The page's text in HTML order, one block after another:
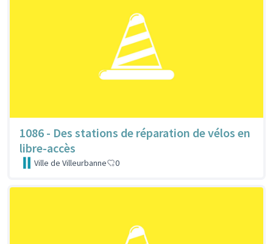
1086 - Des stations de réparation de vélos en
libre-accès
Ville de Villeurbanne 0